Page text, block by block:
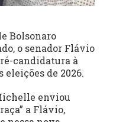
Bolsonaro
o senador Flávio
candidatura à
de 2026.
enviou
a Flávio,